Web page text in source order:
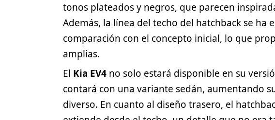
tonos plateados y negros, que parecen
Además, la línea del techo del hatchback se ha
comparación con el concepto inicial, lo que
amplias.
El Kia EV4 no solo estará disponible en su
contará con una variante sedán, aumentando
diverso. En cuanto al diseño trasero, el